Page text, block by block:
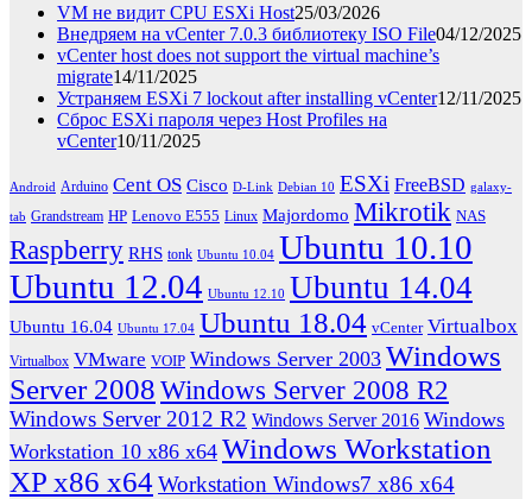
VM не видит CPU ESXi Host25/03/2026
Внедряем на vCenter 7.0.3 библиотеку ISO File04/12/2025
vCenter host does not support the virtual machine’s
migrate14/11/2025
Устраняем ESXi 7 lockout after installing vCenter12/11/2025
Сброс ESXi пароля через Host Profiles на
vCenter10/11/2025
Android Arduino Cent OS Cisco D-Link Debian 10 ESXi FreeBSD galaxy-
tab Grandstream HP Lenovo E555 Linux Majordomo Mikrotik NAS
Raspberry RHS tonk Ubuntu 10.04 Ubuntu 10.10
Ubuntu 12.04 Ubuntu 12.10 Ubuntu 14.04
Ubuntu 16.04 Ubuntu 17.04 Ubuntu 18.04 vCenter Virtualbox
Virtualbox VMware VOIP Windows Server 2003 Windows
Server 2008 Windows Server 2008 R2
Windows Server 2012 R2 Windows Server 2016 Windows
Workstation 10 x86 x64 Windows Workstation
XP x86 x64Workstation Windows7 x86 x64